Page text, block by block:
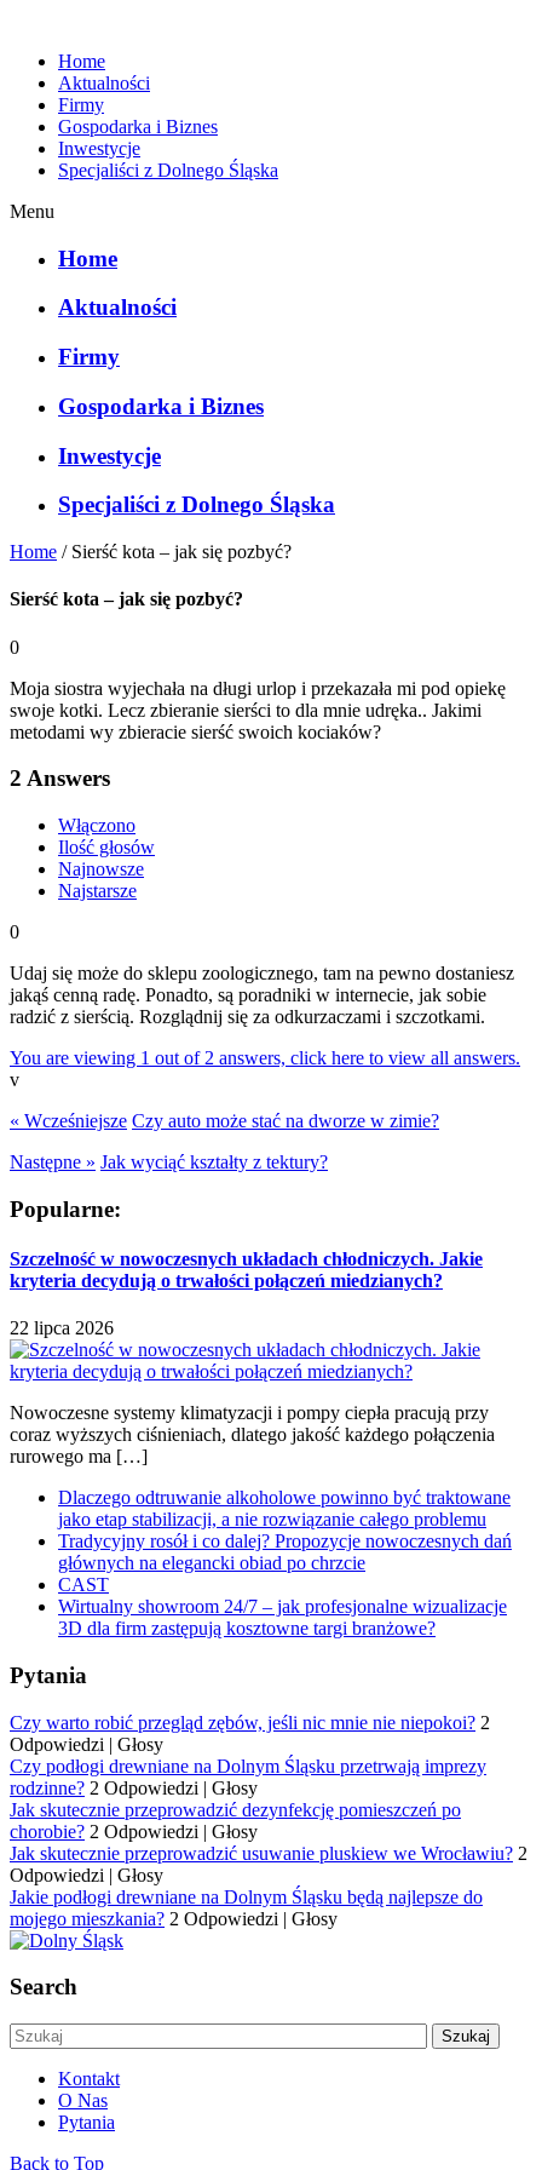
Home
Aktualności
Firmy
Gospodarka i Biznes
Inwestycje
Specjaliści z Dolnego Śląska
Menu
Home
Aktualności
Firmy
Gospodarka i Biznes
Inwestycje
Specjaliści z Dolnego Śląska
Home / Sierść kota – jak się pozbyć?
Sierść kota – jak się pozbyć?
0
Moja siostra wyjechała na długi urlop i przekazała mi pod opiekę
swoje kotki. Lecz zbieranie sierści to dla mnie udręka.. Jakimi
metodami wy zbieracie sierść swoich kociaków?
2 Answers
Włączono
Ilość głosów
Najnowsze
Najstarsze
0
Udaj się może do sklepu zoologicznego, tam na pewno dostaniesz
jakąś cenną radę. Ponadto, są poradniki w internecie, jak sobie
radzić z sierścią. Rozglądnij się za odkurzaczami i szczotkami.
You are viewing 1 out of 2 answers, click here to view all answers.
v
« Wcześniejsze Czy auto może stać na dworze w zimie?
Następne » Jak wyciąć kształty z tektury?
Popularne:
Szczelność w nowoczesnych układach chłodniczych. Jakie
kryteria decydują o trwałości połączeń miedzianych?
22 lipca 2026
Nowoczesne systemy klimatyzacji i pompy ciepła pracują przy
coraz wyższych ciśnieniach, dlatego jakość każdego połączenia
rurowego ma […]
Dlaczego odtruwanie alkoholowe powinno być traktowane
jako etap stabilizacji, a nie rozwiązanie całego problemu
Tradycyjny rosół i co dalej? Propozycje nowoczesnych dań
głównych na elegancki obiad po chrzcie
CAST
Wirtualny showroom 24/7 – jak profesjonalne wizualizacje
3D dla firm zastępują kosztowne targi branżowe?
Pytania
Czy warto robić przegląd zębów, jeśli nic mnie nie niepokoi? 2
Odpowiedzi | Głosy
Czy podłogi drewniane na Dolnym Śląsku przetrwają imprezy
rodzinne? 2 Odpowiedzi | Głosy
Jak skutecznie przeprowadzić dezynfekcję pomieszczeń po
chorobie? 2 Odpowiedzi | Głosy
Jak skutecznie przeprowadzić usuwanie pluskiew we Wrocławiu? 2
Odpowiedzi | Głosy
Jakie podłogi drewniane na Dolnym Śląsku będą najlepsze do
mojego mieszkania? 2 Odpowiedzi | Głosy
Search
Kontakt
O Nas
Pytania
Back to Top